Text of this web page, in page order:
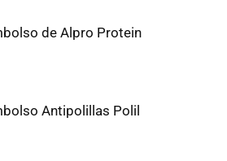
de Alpro Protein
Antipolillas Polil